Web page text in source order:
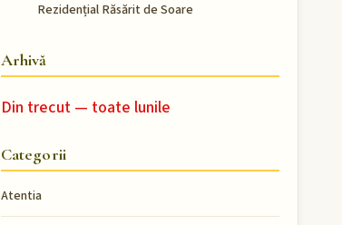
Rezidențial Răsărit de Soare
Arhivă
Din trecut — toate lunile
Categorii
Atentia